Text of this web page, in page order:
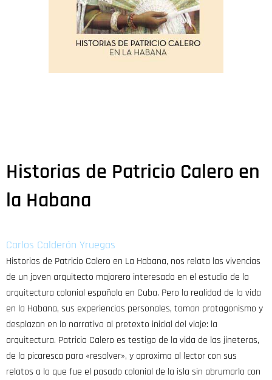
Historias de Patricio Calero en
la Habana
Carlos Calderón Yruegas
Historias de Patricio Calero en La Habana, nos relata las vivencias
de un joven arquitecto majorero interesado en el estudio de la
arquitectura colonial española en Cuba. Pero la realidad de la vida
en la Habana, sus experiencias personales, toman protagonismo y
desplazan en lo narrativo al pretexto inicial del viaje: la
arquitectura. Patricio Calero es testigo de la vida de las jineteras,
de la picaresca para «resolver», y aproxima al lector con sus
relatos a lo que fue el pasado colonial de la isla sin abrumarlo con